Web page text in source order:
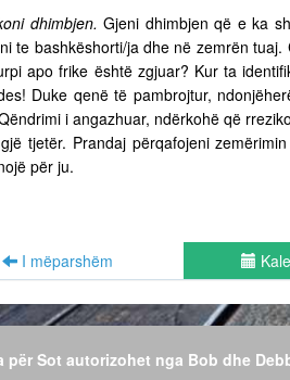
dhimbjen. Gjeni dhimbjen që e ka
te bashkëshorti/ja dhe në zemrën
apo frike është zgjuar? Kur ta
Duke qenë të pambrojtur,
i angazhuar, ndërkohë që
tjetër. Prandaj përqafojeni
për ju.
I mëparshëm
për Sot autorizohet nga Bob dhe